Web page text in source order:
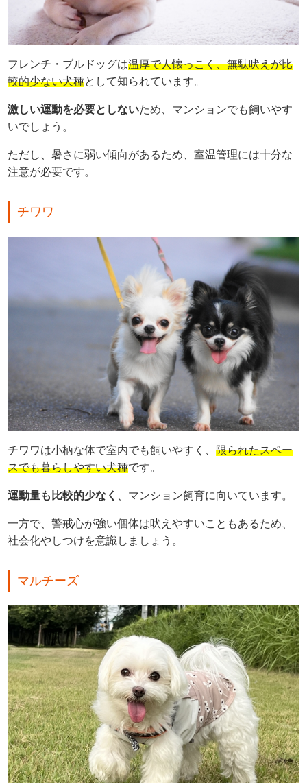
フレンチ・ブルドッグは温厚で人懐っこく、無駄吠えが比
較的少ない犬種として知られています。
激しい運動を必要としないため、マンションでも飼いやす
いでしょう。
ただし、暑さに弱い傾向があるため、室温管理には十分な
注意が必要です。
チワワ
チワワは小柄な体で室内でも飼いやすく、限られたスペー
スでも暮らしやすい犬種です。
運動量も比較的少なく 、マンション飼育に向いています。
一方で、警戒心が強い個体は吠えやすいこともあるため、
社会化やしつけを意識しましょう。
マルチーズ